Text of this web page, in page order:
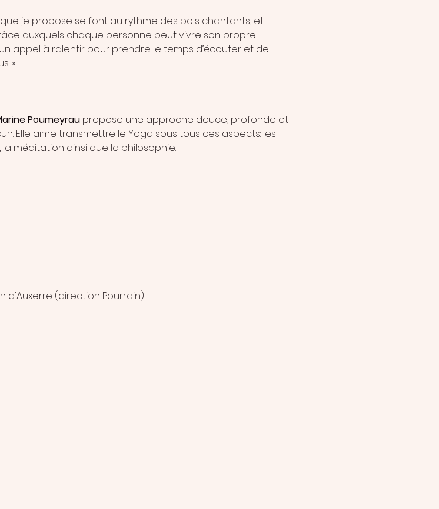
que je propose se font au rythme des bols chantants, et
auxquels chaque personne peut vivre son propre
appel à ralentir pour prendre le temps d’écouter et de
»
Poumeyrau propose une approche douce, profonde et
Elle aime transmettre le Yoga sous tous ces aspects: les
méditation ainsi que la philosophie.
d'Auxerre (direction Pourrain)